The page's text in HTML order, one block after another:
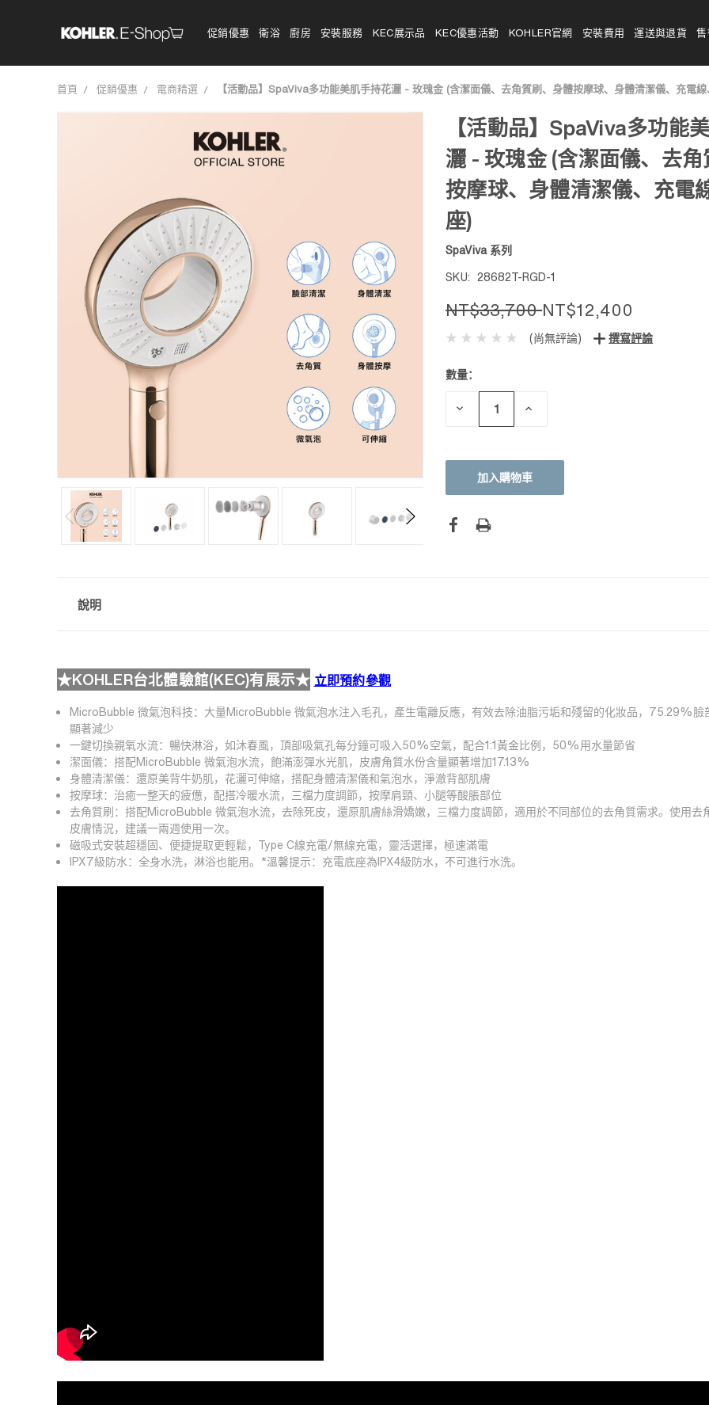
促銷優惠 衛浴 廚房 安裝服務 KEC展示品 KEC優惠活動 KOHLER官網 安裝費用 運送與退貨
首頁 促銷優惠 電商精選 【活動品】SpaViva多功能美肌手持花灑 - 玫瑰金 (含潔面儀、去角質刷、身體按摩球、身體清潔儀、充電
【活動品】SpaViva多功能
灑 - 玫瑰金 (含潔面儀、去
按摩球、身體清潔儀、充電
座)
SpaViva 系列
SKU: 28682T-RGD-1
NT$33,700NT$12,400
(尚無評論) 撰寫評論
目前
存：
數量：
增
說明
★KOHLER台北體驗館(KEC)有展示★ 立即預約參觀
MicroBubble 微氣泡科技：大量MicroBubble 微氣泡水注入毛孔，產生電離反應，有效去除油脂污垢和殘留的化妝品，75.29%臉
顯著減少
一鍵切換親氧水流：暢快淋浴，如沐春風，頂部吸氣孔每分鐘可吸入50%空氣，配合1:1黃金比例，50%用水量節省
潔面儀：搭配MicroBubble 微氣泡水流，飽滿澎彈水光肌，皮膚角質水份含量顯著增加17.13%
身體清潔儀：還原美背牛奶肌，花灑可伸縮，搭配身體清潔儀和氣泡水，淨澈背部肌膚
按摩球：治癒一整天的疲憊，配搭冷暖水流，三檔力度調節，按摩肩頸、小腿等酸脹部位
去角質刷：搭配MicroBubble 微氣泡水流，去除死皮，還原肌膚絲滑嬌嫩，三檔力度調節，適用於不同部位的去角質需求。使用去
皮膚情況，建議一兩週使用一次。
磁吸式安裝超穩固、便捷提取更輕鬆，Type C線充電/無線充電，靈活選擇，極速滿電
IPX7級防水：全身水洗，淋浴也能用。*溫馨提示：充電底座為IPX4級防水，不可進行水洗。